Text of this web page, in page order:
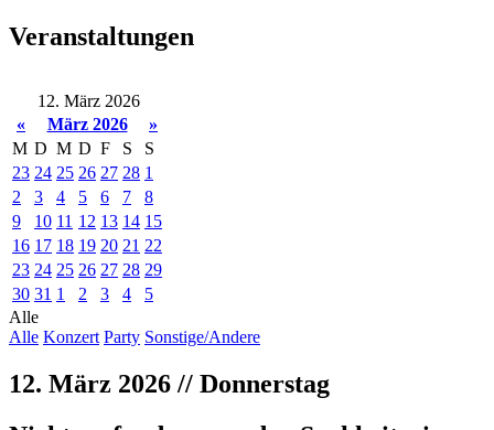
Veranstaltungen
12. März 2026
«
März 2026
»
M D M D F S
S
23 24 25 26 27 28 1
2
3 4 5 6 7
8
9
10 11 12 13 14 15
16 17 18 19 20 21 22
23 24 25 26 27 28 29
30 31 1 2 3 4
5
Alle
Alle Konzert Party Sonstige/Andere
12. März 2026 // Donnerstag